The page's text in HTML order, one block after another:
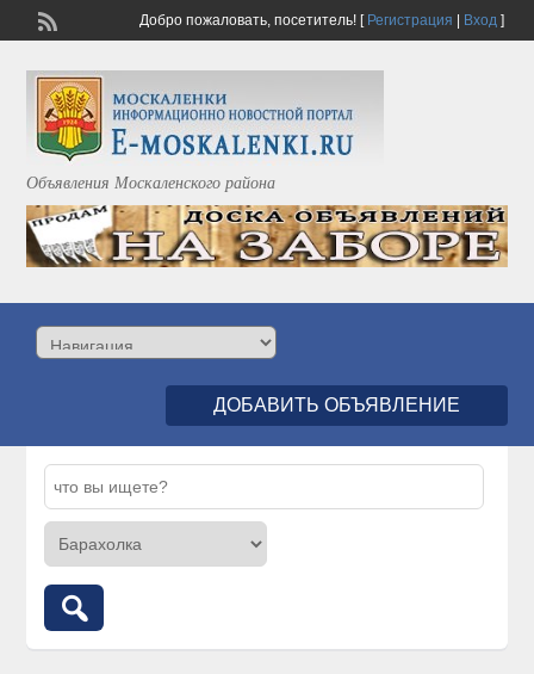
Добро пожаловать, посетитель![ Регистрация Вход]
Объявления Москаленского района
ДОБАВИТЬ ОБЪЯВЛЕНИЕ